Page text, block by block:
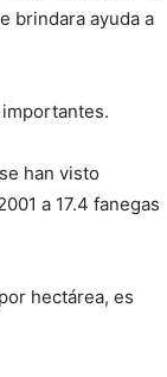
brindara ayuda a
han visto
a 17.4 fanegas
hectárea, es